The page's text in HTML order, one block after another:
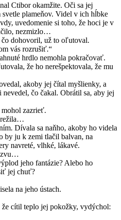
Ctibor okamžite. Oči sa jej
plameňov. Videl v ich hĺbke
uvedomenie si toho, že hoci je v
nezmizlo…
dohovoril, už to oľutoval.
vás rozrušiť.“
hrdlo nemohla pokračovať.
že ho nerešpektovala, že mu
akoby jej čítal myšlienky, a
čo čakal. Obrátil sa, aby jej
zazrieť.
Dívala sa naňho, akoby ho videla
by ju k zemi tlačil balvan, na
navreté, vlhké, lákavé.
jeho fantázie? Alebo ho
jej chuť?
na jeho ústach.
že cítil teplo jej pokožky, vydýchol: